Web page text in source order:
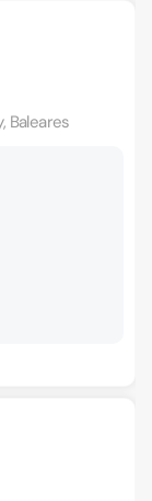
Baleares